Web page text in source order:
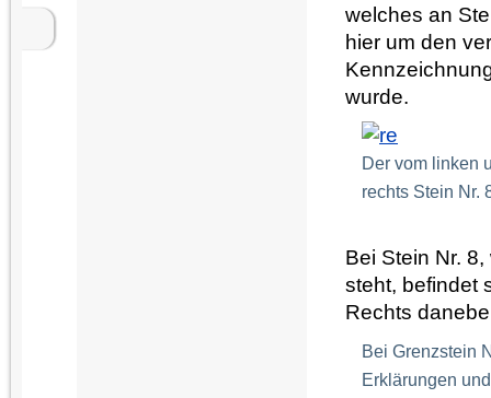
welches an
hier um den
wurde.
Der vom linken
rechts Stein Nr.
Bei Stein Nr.
steht, befindet
Rechts
Bei Grenzstein
Erklärungen